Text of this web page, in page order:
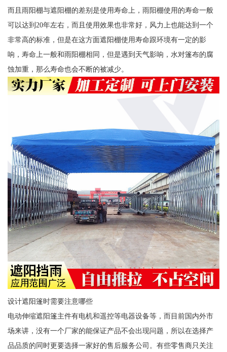
而且雨阳棚与遮阳棚的差别是使用寿命上，雨阳棚使用的寿命一般
可以达到20年左右，而且使用效果也非常好，风力上也能达到一个
非常高的标准，但是在这方面遮阳棚使用寿命跟环境有一定的影
响，寿命上一般和雨阳棚相同，但是遇到天气影响，水对篷布的腐
蚀加重，那么寿命也会不断的被减少。
设计遮阳篷时需要注意哪些
电动伸缩遮阳篷主件有电机和遥控等电器设备等，而目前国内外市
场来讲，没有一个厂家的能保证产品不会出现问题，所以在选择产
品品质的同时更要选择一家好的售后服务公司。有些零售商只关注